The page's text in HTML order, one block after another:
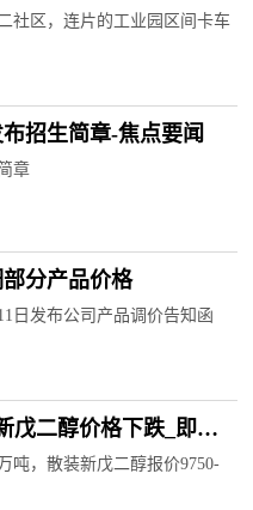
社区，连片的工业园区间卡车
招生简章-焦点要闻
章
部分产品价格
日发布公司产品调价告知函
戊二醇价格下跌_即时
吨，散装新戊二醇报价9750-